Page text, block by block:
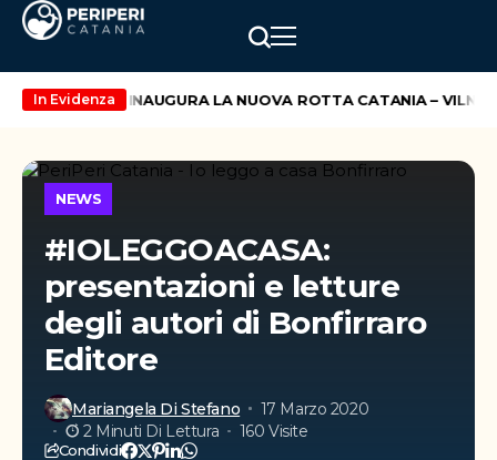
In Evidenza
WIZZ AIR INAUGURA LA NUOVA ROTTA CATANIA – VILNIUS
NEWS
#IOLEGGOACASA:
presentazioni e letture
degli autori di Bonfirraro
Editore
Mariangela Di Stefano
17 Marzo 2020
2 Minuti Di Lettura
160 Visite
Condividi